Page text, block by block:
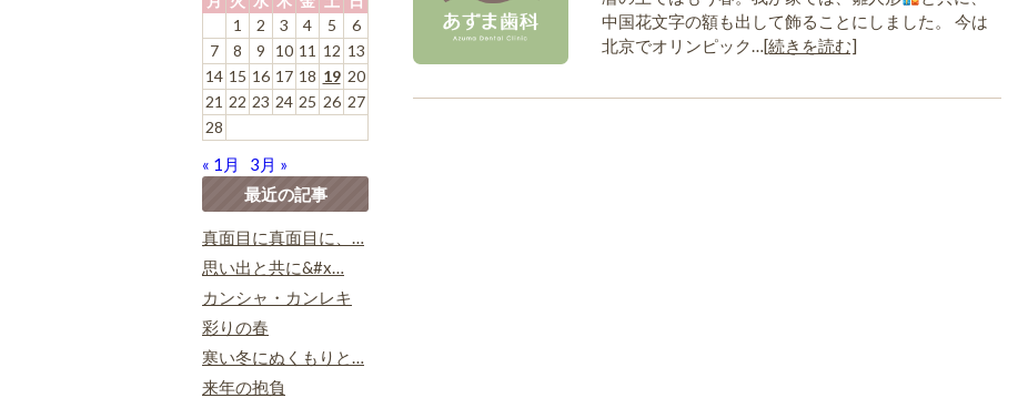
中国花文字の額も出して飾ることにしました。 今は
北京でオリンピック…[続きを読む]
1
2 3 4 5
6
7
8 9 10 11 12 13
14 15 16 17 18 19 20
21 22 23 24 25 26 27
28
« 1月
3月 »
最近の記事
真面目に真面目に、…
思い出と共に&#x…
カンシャ・カンレキ
彩りの春
寒い冬にぬくもりと…
来年の抱負